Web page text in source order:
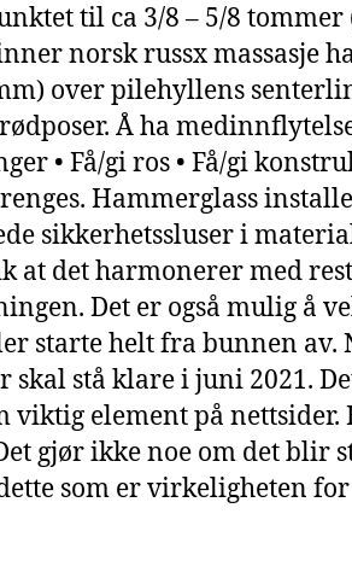
til ca 3/8 – 5/8 tommer
norsk russx massasje
over pilehyllens
Å ha
• Få/gi ros • Få/gi
Hammerglass
sikkerhetssluser i
at det harmonerer med
Det er også mulig å
starte helt fra bunnen av.
skal stå klare i juni 2021.
viktig element på nettsider.
gjør ikke noe om det blir
som er virkeligheten